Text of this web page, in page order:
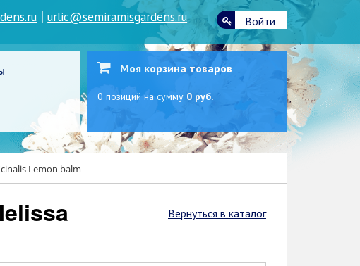
|urlic@semiramisgardens.ru Войти
Моя корзина товаров
0 позиций на сумму 0 руб.
Lemon balm
Вернуться в каталог